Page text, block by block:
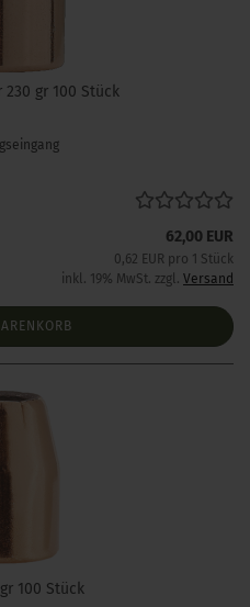
230 gr 100 Stück
62,00 EUR
0,62 EUR pro 1 Stück
inkl. 19% MwSt. zzgl. Versand
100 Stück